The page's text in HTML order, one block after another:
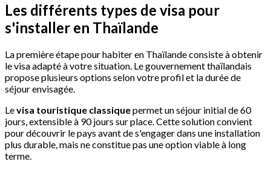
Les différents types de visa pour
s'installer en Thaïlande
La première étape pour habiter en Thaïlande consiste à obtenir
le visa adapté à votre situation. Le gouvernement thaïlandais
propose plusieurs options selon votre profil et la durée de
séjour envisagée.
Levisa touristique classiquepermet un séjour initial de 60
jours, extensible à 90 jours sur place. Cette solution convient
pour découvrir le pays avant de s'engager dans une installation
plus durable, mais ne constitue pas une option viable à long
terme.